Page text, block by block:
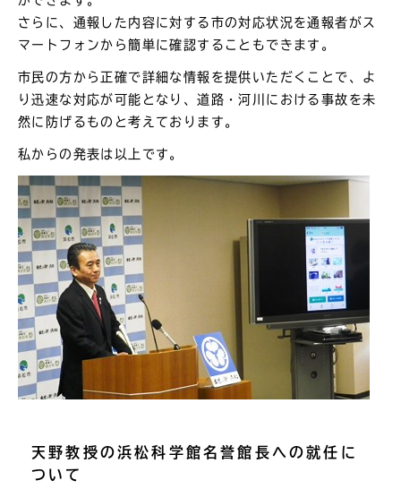
さらに、通報した内容に対する市の対応状況を通報者がス
マートフォンから簡単に確認することもできます。
市民の方から正確で詳細な情報を提供いただくことで、よ
り迅速な対応が可能となり、道路・河川における事故を未
然に防げるものと考えております。
私からの発表は以上です。
天野教授の浜松科学館名誉館長への就任に
ついて